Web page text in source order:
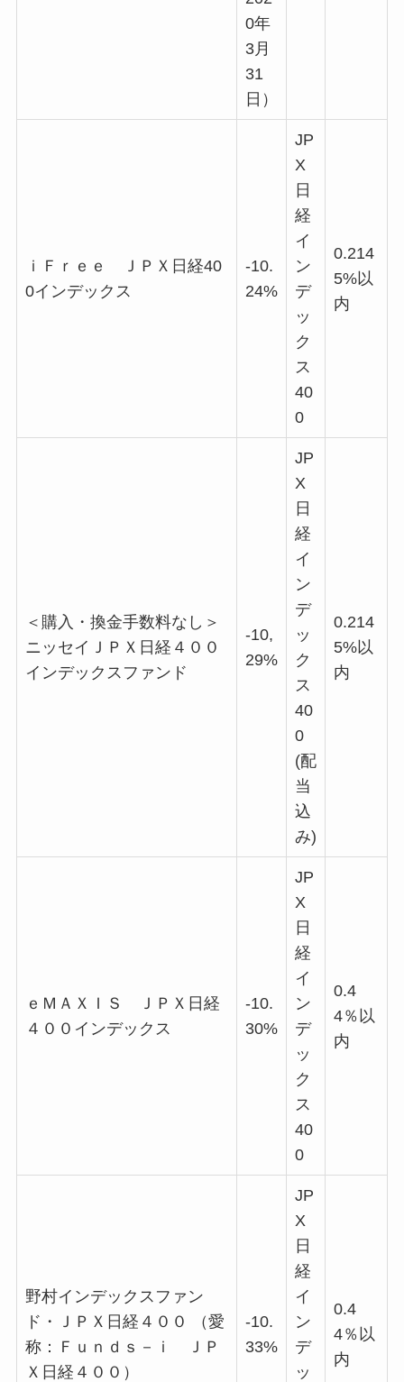
0年
3月
31
日）
ｉＦｒｅｅ ＪＰＸ日経40
0インデックス
-10.
24%
JP
X
日
経
イ
ン
デ
ッ
ク
ス
40
0
0.214
5%以
内
＜購入・換金手数料なし＞
ニッセイＪＰＸ日経４００
インデックスファンド
-10,
29%
JP
X
日
経
イ
ン
デ
ッ
ク
ス
40
0
(配
当
込
み)
0.214
5%以
内
ｅＭＡＸＩＳ ＪＰＸ日経
４００インデックス
-10.
30%
JP
X
日
経
イ
ン
デ
ッ
ク
ス
40
0
0.4
4％以
内
野村インデックスファン
ド・ＪＰＸ日経４００ （愛
称：Ｆｕｎｄｓ－ｉ ＪＰ
Ｘ日経４００）
-10.
33%
JP
X
日
経
イ
ン
デ
ッ
0.4
4％以
内